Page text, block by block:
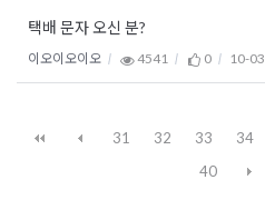
택배 문자 오신 분?
이오이오이오 4541 0 10-03
31 32 33 34
40